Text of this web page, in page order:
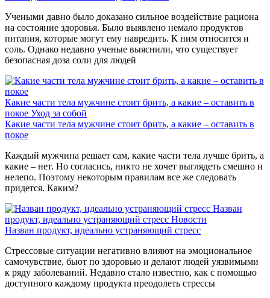
Учеными давно было доказано сильное воздействие рациона
на состояние здоровья. Было выявлено немало продуктов
питания, которые могут ему навредить. К ним относится и
соль. Однако недавно ученые выяснили, что существует
безопасная доза соли для людей
Какие части тела мужчине стоит брить, а какие – оставить в
покое Уход за собой
Какие части тела мужчине стоит брить, а какие – оставить в
покое
Каждый мужчина решает сам, какие части тела лучше брить, а
какие – нет. Но согласись, никто не хочет выглядеть смешно и
нелепо. Поэтому некоторым правилам все же следовать
придется. Каким?
Назван
продукт, идеально устраняющий стресс Новости
Назван продукт, идеально устраняющий стресс
Стрессовые ситуации негативно влияют на эмоциональное
самочувствие, бьют по здоровью и делают людей уязвимыми
к ряду заболеваний. Недавно стало известно, как с помощью
доступного каждому продукта преодолеть стрессы